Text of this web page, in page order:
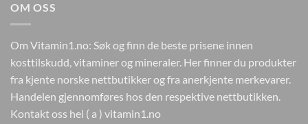
OM OSS
Om Vitamin1.no: Søk og finn de beste prisene innen
kosttilskudd, vitaminer og mineraler. Her finner du produkter
fra kjente norske nettbutikker og fra anerkjente merkevarer.
Handelen gjennomføres hos den respektive nettbutikken.
Kontakt oss hei ( a ) vitamin1.no